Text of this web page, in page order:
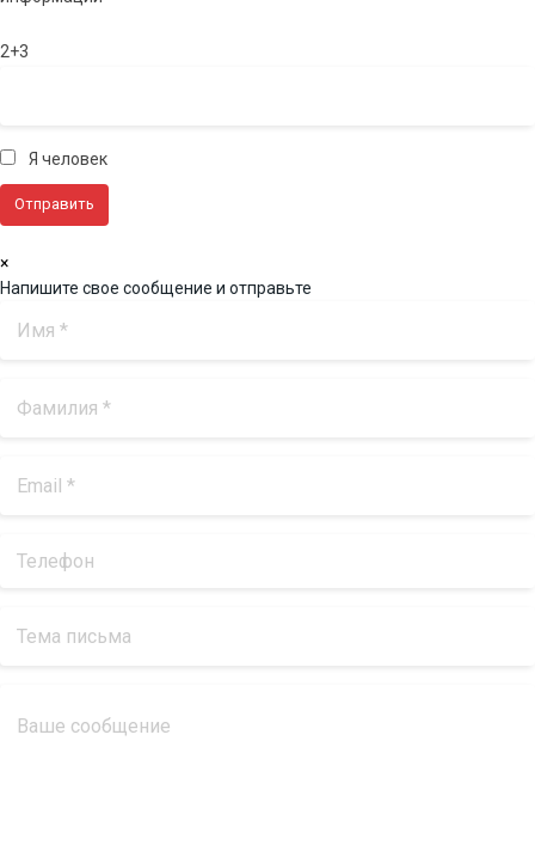
2+3
Я человек
×
Напишите свое сообщение и отправьте